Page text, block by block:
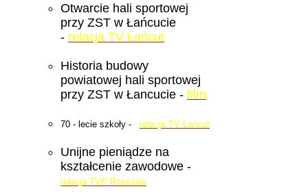
Otwarcie hali sportowej
przy ZST w Łańcucie
- relacja TV Łańcut
Historia budowy
powiatowej hali sportowej
przy ZST w Łancucie - film
70 - lecie szkoły - relacja TV Łańcut
Unijne pieniądze na
kształcenie zawodowe -
relacja TVP Rzeszów